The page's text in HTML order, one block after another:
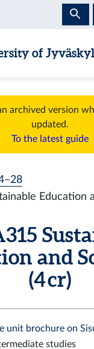
of
archived version
updated.
To the latest guide
Education
and
(4 cr)
unit brochure on
studies